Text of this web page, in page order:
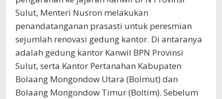
Sulut, Menteri Nusron melakukan
penandatanganan prasasti untuk peresmian
sejumlah renovasi gedung kantor. Di antaranya
adalah gedung kantor Kanwil BPN Provinsi
Sulut, serta Kantor Pertanahan Kabupaten
Bolaang Mongondow Utara (Bolmut) dan
Bolaang Mongondow Timur (Boltim). Sebelum